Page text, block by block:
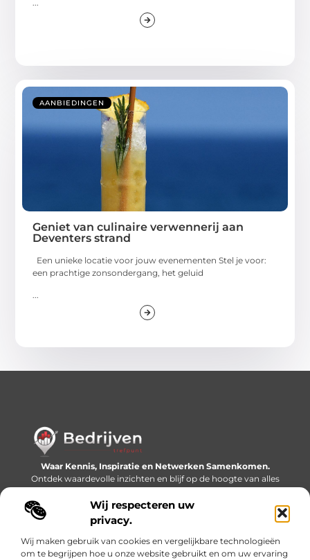
Wij respecteren uw
privacy.
Wij maken gebruik van cookies en vergelijkbare technologieën
om te begrijpen hoe u onze website gebruikt en om uw ervaring
AANBIEDINGEN
Geniet van culinaire verwennerij aan
Deventers strand
Een unieke locatie voor jouw evenementen Stel je voor:
een prachtige zonsondergang, het geluid
Waar Kennis, Inspiratie en Netwerken Samenkomen.
Ontdek waardevolle inzichten en blijf op de hoogte van alles
wat er speelt in de wereld.
Bericht categorie